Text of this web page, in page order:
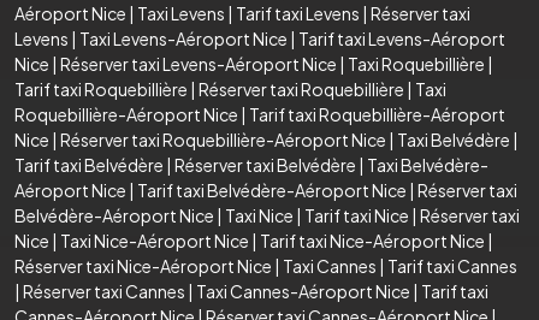
Aéroport Nice | Taxi Levens | Tarif taxi Levens | Réserver taxi
Levens | Taxi Levens-Aéroport Nice | Tarif taxi Levens-Aéroport
Nice | Réserver taxi Levens-Aéroport Nice | Taxi Roquebillière |
Tarif taxi Roquebillière | Réserver taxi Roquebillière | Taxi
Roquebillière-Aéroport Nice | Tarif taxi Roquebillière-Aéroport
Nice | Réserver taxi Roquebillière-Aéroport Nice | Taxi Belvédère |
Tarif taxi Belvédère | Réserver taxi Belvédère | Taxi Belvédère-
Aéroport Nice | Tarif taxi Belvédère-Aéroport Nice | Réserver taxi
Belvédère-Aéroport Nice | Taxi Nice | Tarif taxi Nice | Réserver taxi
Nice | Taxi Nice-Aéroport Nice | Tarif taxi Nice-Aéroport Nice |
Réserver taxi Nice-Aéroport Nice | Taxi Cannes | Tarif taxi Cannes
| Réserver taxi Cannes | Taxi Cannes-Aéroport Nice | Tarif taxi